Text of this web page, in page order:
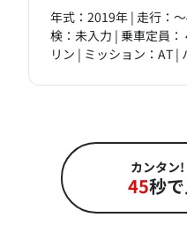
年式：2019年 | 走行：
検：未入力 | 乗車定員：
リン | ミッション：AT |
カンタン
45秒